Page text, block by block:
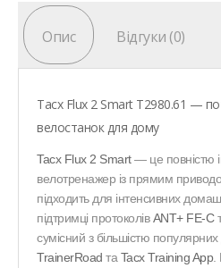
Опис Відгуки (0)
Tacx Flux 2 Smart T2980.61 —
велостанок для дому
Tacx Flux 2 Smart— це повністю
велотренажер із прямим
підходить для інтенсивних
підтримці протоколівANT+ FE-C
сумісний з більшістю популярних
TrainerRoad таTacx Training App.